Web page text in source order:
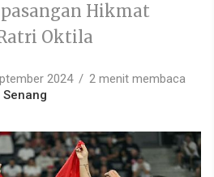
Hikmat
Oktila
2024
2 menit membaca